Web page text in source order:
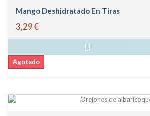
Mango Deshidratado En Tiras
3,29 €
Agotado